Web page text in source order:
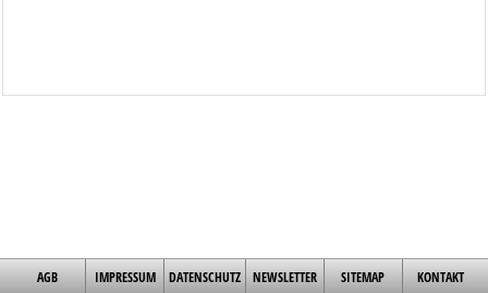
AGB IMPRESSUM DATENSCHUTZ NEWSLETTER SITEMAP KONTAKT